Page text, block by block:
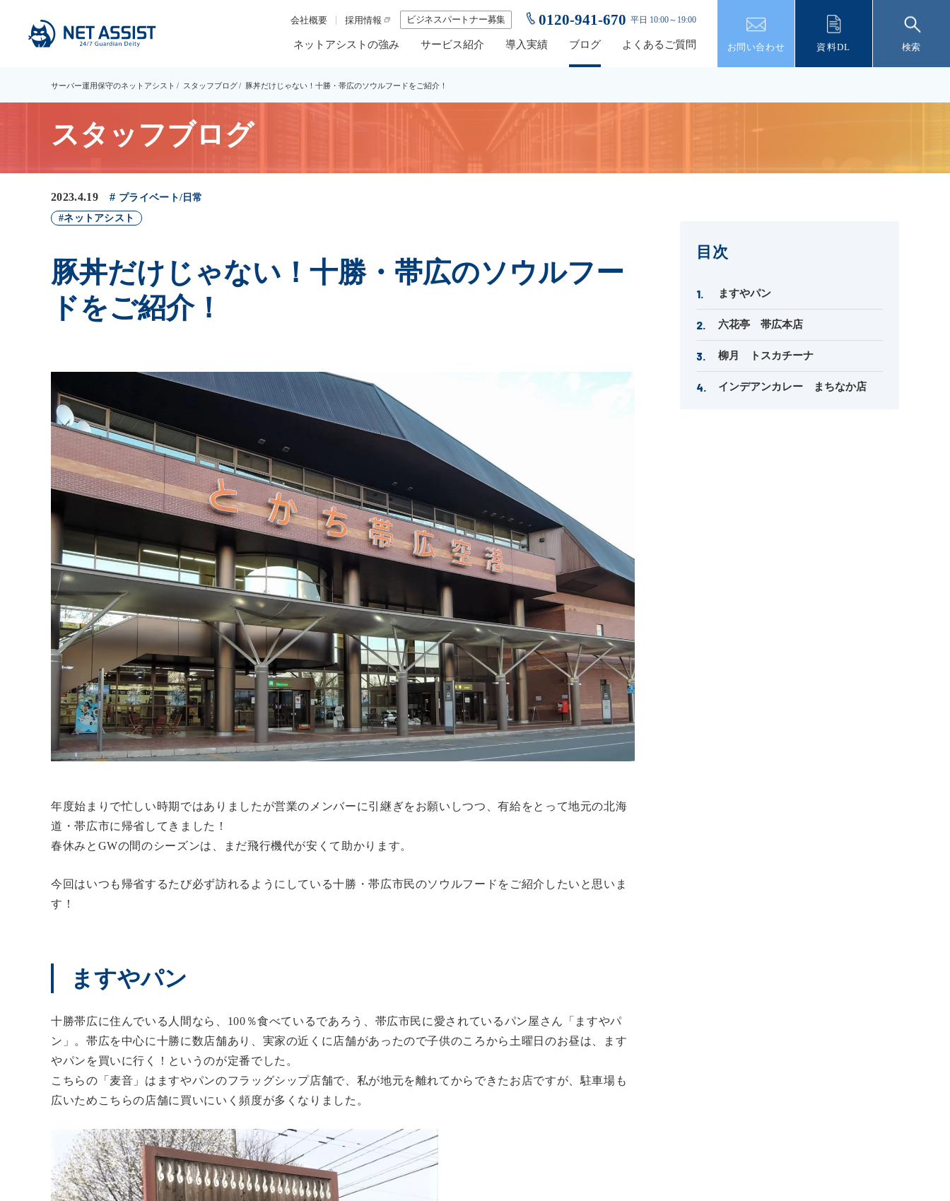
ネットアシストの強み サービス紹介 導入実績 ブログ よくあるご質問
会社概要 採用情報 ビジネスパートナー募集 0120-941-670 平日 10:00～19:00
お問い合わせ 資料DL 検索
サーバー運用保守のネットアシスト スタッフブログ 豚丼だけじゃない！十勝・帯広のソウルフードをご紹介！
スタッフブログ
2023.4.19
プライベート/日常
ネットアシスト
豚丼だけじゃない！十勝・帯広のソウルフー
ドをご紹介！
年度始まりで忙しい時期ではありましたが営業のメンバーに引継ぎをお願いしつつ、有給をとって地元の北海
道・帯広市に帰省してきました！
春休みとGWの間のシーズンは、まだ飛行機代が安くて助かります。
今回はいつも帰省するたび必ず訪れるようにしている十勝・帯広市民のソウルフードをご紹介したいと思いま
す！
目次
ますやパン
六花亭 帯広本店
柳月 トスカチーナ
インデアンカレー まちなか店
ますやパン
十勝帯広に住んでいる人間なら、100％食べているであろう、帯広市民に愛されているパン屋さん「ますやパ
ン」。帯広を中心に十勝に数店舗あり、実家の近くに店舗があったので子供のころから土曜日のお昼は、ます
やパンを買いに行く！というのが定番でした。
こちらの「麦音」はますやパンのフラッグシップ店舗で、私が地元を離れてからできたお店ですが、駐車場も
広いためこちらの店舗に買いにいく頻度が多くなりました。